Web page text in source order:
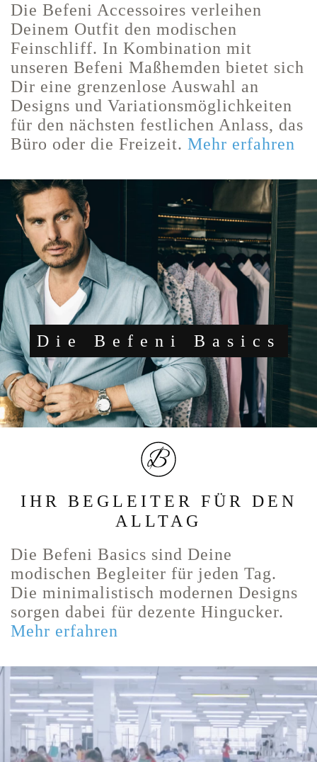
Die Befeni Accessoires verleihen
Deinem Outfit den modischen
Feinschliff. In Kombination mit
unseren Befeni Maßhemden bietet sich
Dir eine grenzenlose Auswahl an
Designs und Variationsmöglichkeiten
für den nächsten festlichen Anlass, das
Büro oder die Freizeit. Mehr erfahren
Die Befeni Basics
IHR BEGLEITER FÜR DEN
ALLTAG
Die Befeni Basics sind Deine
modischen Begleiter für jeden Tag.
Die minimalistisch modernen Designs
sorgen dabei für dezente Hingucker.
Mehr erfahren